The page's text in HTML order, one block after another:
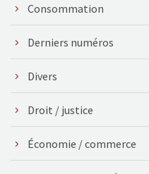
Consommation
Derniers numéros
Divers
Droit / justice
Économie / commerce